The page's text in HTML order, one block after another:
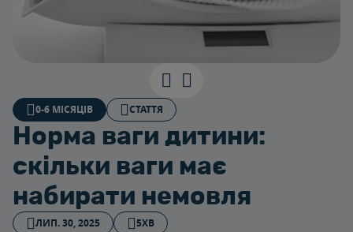
0-6 МІСЯЦІВ СТАТТЯ
Норма ваги дитини:
скільки ваги має
набирати немовля
ЛИП. 30, 2025 5ХВ